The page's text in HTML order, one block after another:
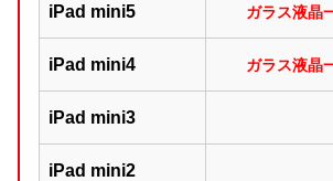
iPad mini5 ガラス液晶
iPad mini4 ガラス液晶
iPad mini3
iPad mini2